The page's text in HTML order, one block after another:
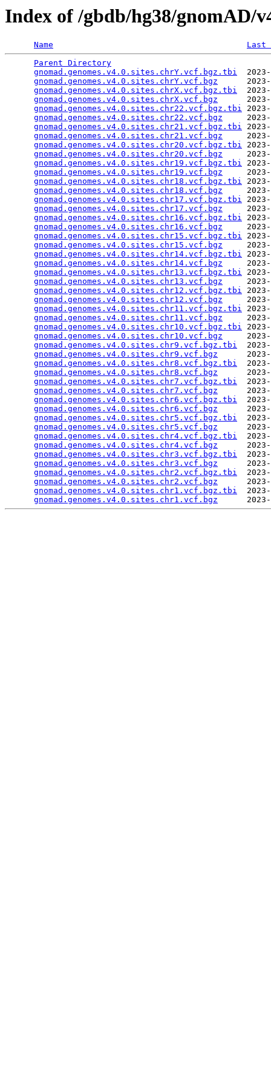
Index of /gbdb/hg38/gnomAD/
Name
Last
Parent Directory
gnomad.genomes.v4.0.sites.chrY.vcf.bgz.tbi
gnomad.genomes.v4.0.sites.chrY.vcf.bgz
gnomad.genomes.v4.0.sites.chrX.vcf.bgz.tbi
gnomad.genomes.v4.0.sites.chrX.vcf.bgz
gnomad.genomes.v4.0.sites.chr22.vcf.bgz.tbi
gnomad.genomes.v4.0.sites.chr22.vcf.bgz
gnomad.genomes.v4.0.sites.chr21.vcf.bgz.tbi
gnomad.genomes.v4.0.sites.chr21.vcf.bgz
gnomad.genomes.v4.0.sites.chr20.vcf.bgz.tbi
gnomad.genomes.v4.0.sites.chr20.vcf.bgz
gnomad.genomes.v4.0.sites.chr19.vcf.bgz.tbi
gnomad.genomes.v4.0.sites.chr19.vcf.bgz
gnomad.genomes.v4.0.sites.chr18.vcf.bgz.tbi
gnomad.genomes.v4.0.sites.chr18.vcf.bgz
gnomad.genomes.v4.0.sites.chr17.vcf.bgz.tbi
gnomad.genomes.v4.0.sites.chr17.vcf.bgz
gnomad.genomes.v4.0.sites.chr16.vcf.bgz.tbi
gnomad.genomes.v4.0.sites.chr16.vcf.bgz
gnomad.genomes.v4.0.sites.chr15.vcf.bgz.tbi
gnomad.genomes.v4.0.sites.chr15.vcf.bgz
gnomad.genomes.v4.0.sites.chr14.vcf.bgz.tbi
gnomad.genomes.v4.0.sites.chr14.vcf.bgz
gnomad.genomes.v4.0.sites.chr13.vcf.bgz.tbi
gnomad.genomes.v4.0.sites.chr13.vcf.bgz
gnomad.genomes.v4.0.sites.chr12.vcf.bgz.tbi
gnomad.genomes.v4.0.sites.chr12.vcf.bgz
gnomad.genomes.v4.0.sites.chr11.vcf.bgz.tbi
gnomad.genomes.v4.0.sites.chr11.vcf.bgz
gnomad.genomes.v4.0.sites.chr10.vcf.bgz.tbi
gnomad.genomes.v4.0.sites.chr10.vcf.bgz
gnomad.genomes.v4.0.sites.chr9.vcf.bgz.tbi
gnomad.genomes.v4.0.sites.chr9.vcf.bgz
gnomad.genomes.v4.0.sites.chr8.vcf.bgz.tbi
gnomad.genomes.v4.0.sites.chr8.vcf.bgz
gnomad.genomes.v4.0.sites.chr7.vcf.bgz.tbi
gnomad.genomes.v4.0.sites.chr7.vcf.bgz
gnomad.genomes.v4.0.sites.chr6.vcf.bgz.tbi
gnomad.genomes.v4.0.sites.chr6.vcf.bgz
gnomad.genomes.v4.0.sites.chr5.vcf.bgz.tbi
gnomad.genomes.v4.0.sites.chr5.vcf.bgz
gnomad.genomes.v4.0.sites.chr4.vcf.bgz.tbi
gnomad.genomes.v4.0.sites.chr4.vcf.bgz
gnomad.genomes.v4.0.sites.chr3.vcf.bgz.tbi
gnomad.genomes.v4.0.sites.chr3.vcf.bgz
gnomad.genomes.v4.0.sites.chr2.vcf.bgz.tbi
gnomad.genomes.v4.0.sites.chr2.vcf.bgz
gnomad.genomes.v4.0.sites.chr1.vcf.bgz.tbi
gnomad.genomes.v4.0.sites.chr1.vcf.bgz